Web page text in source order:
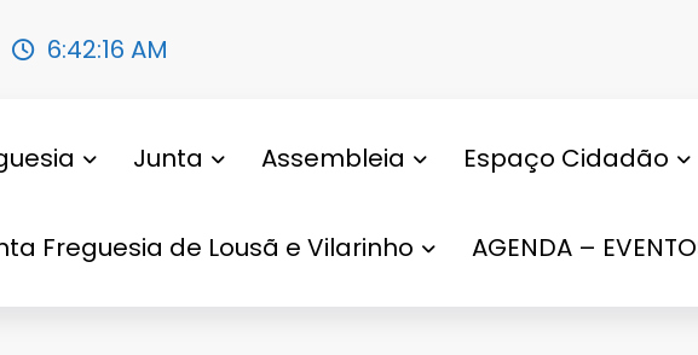
6:42:18 AM
Junta Assembleia Espaço Cidadão
Freguesia de Lousã e Vilarinho AGENDA –